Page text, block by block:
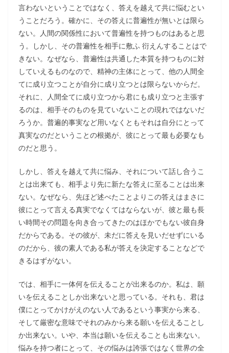
言わないということではなく、答えを越えて共に悩むとい
うことだろう。確かに、その答えに普遍性が無いとは限ら
ない。人間の関係性において普遍性を持つものはあると思
う。しかし、その普遍性を相手に敷ふ 衍えんすることはで
きない。なぜなら、普遍性は共通した本質を持つものに対
していえるものなので、精神の主体にとって、他の人間全
てに成り立つことが自分に成り立つとは限らないからだ。
それに、人間全てに成り立つから君にも成り立つと主張す
るのは、相手そのものを見ていないことの現れではないだ
ろうか。普遍的事実など用いなくともそれは自分にとって
真実なのだということの根拠が、彼にとって最も必要なも
のだと思う。
しかし、答えを越えて共に悩み、それについて話し合うこ
とは出来ても、相手より先に新たな答えに至ることは出来
ない。なぜなら、先ほど述べたことよりこの答えはまさに
彼にとって言える真実でなくてはならないが、彼と最も長
い時間その問題を向き合ってきたのはほかでもない彼自身
だからである。その彼が、未だに答えを見いだせずにいる
のだから、彼の素人である私が答えを決定することなどで
きるはずがない。
では、相手に一体何を伝えることが出来るのか。私は、願
いを伝えることしか出来ないと思っている。それも、君は
僕にとってかけがえのない人であるという事実から来る、
そして厳密な意味でそれのみから来る願いを伝えることし
か出来ない。いや、本当は願いを伝えることも出来ない。
悩みを持つ者にとって、その悩みは誇張ではなく世界の全